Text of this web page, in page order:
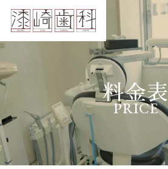
料金表
PRICE